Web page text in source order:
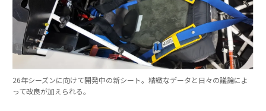
26年シーズンに向けて開発中の新シート。精緻なデータと日々の議論によ
って改良が加えられる。